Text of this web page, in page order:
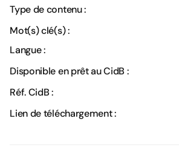
Type de contenu :
Mot(s) clé(s) :
Langue :
Disponible en prêt au CidB :
Réf. CidB :
Lien de téléchargement :